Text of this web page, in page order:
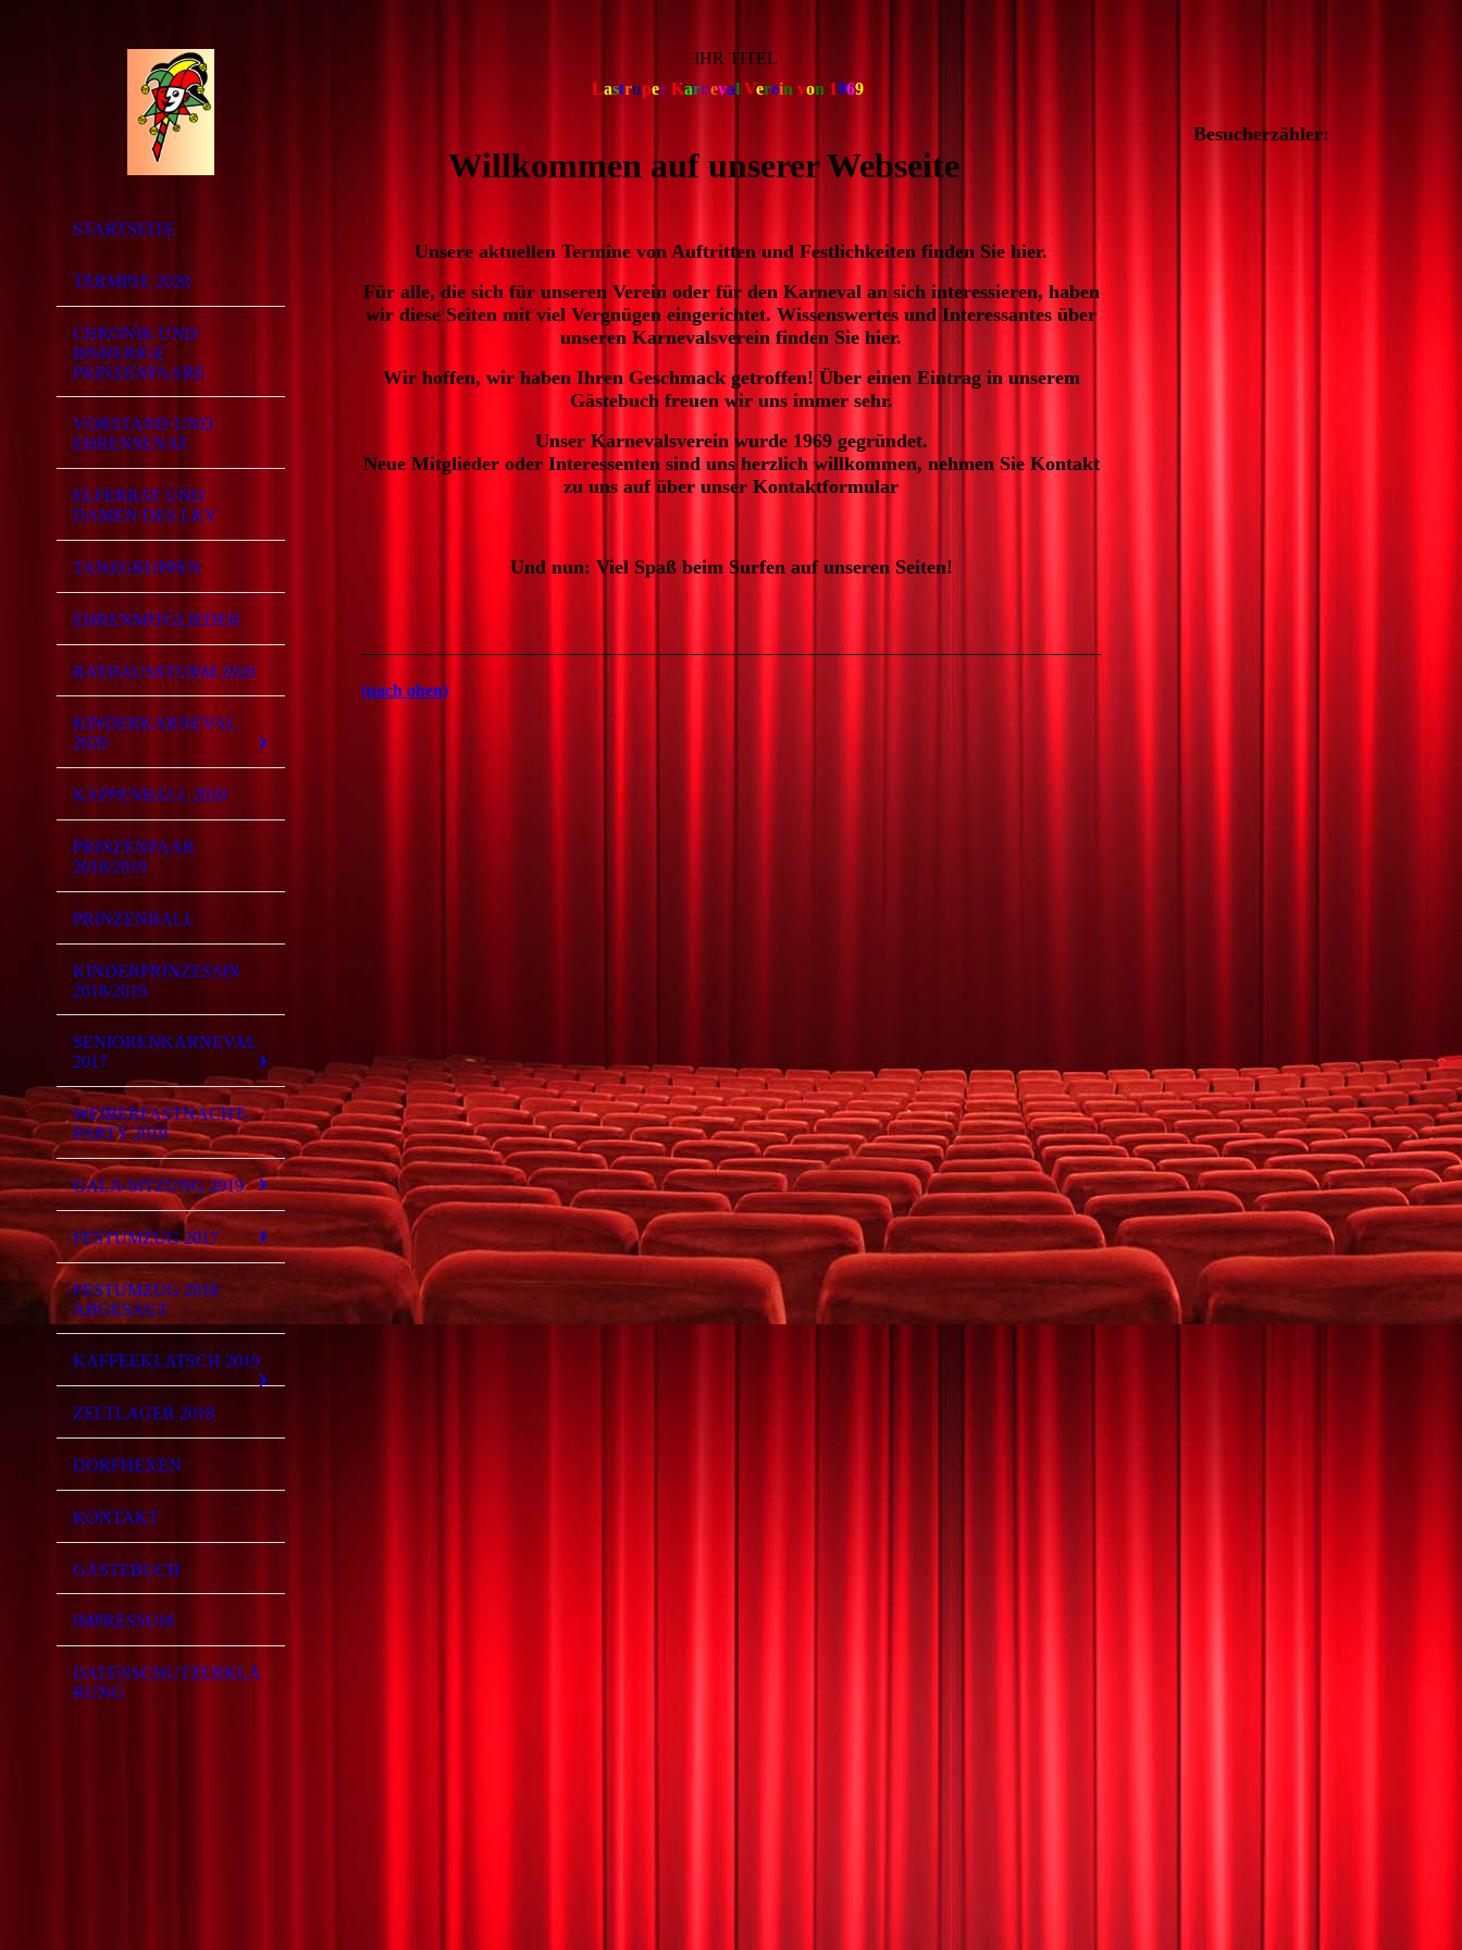
STARTSEITE
TERMINE 2020
CHRONIK UND
BISHERIGE
PRINZENPAARE
VORSTAND UND
EHRENSENAT
ELFERRAT UND
DAMEN DES LKV
TANZGRUPPEN
EHRENMITGLIEDER
RATHAUSSTURM 2020
KINDERKARNEVAL
2020
KAPPENBALL 2020
PRINZENPAAR
2018/2019
PRINZENBALL
KINDERPRINZESSIN
2018/2019
SENIORENKARNEVAL
2017
WEIBERFASTNACHT-
PARTY 2019
GALA-SITZUNG 2019
FESTUMZUG 2017
FESTUMZUG 2018
ABGESAGT
KAFFEEKLATSCH 2019
ZELTLAGER 2018
DORFHEXEN
KONTAKT
GÄSTEBUCH
IMPRESSUM
DATENSCHUTZERKLÄ
RUNG
IHR TITEL
Lastruper Karneval Verein von 1969
Willkommen auf unserer Webseite
Unsere aktuellen Termine von Auftritten und Festlichkeiten finden Sie hier.
Für alle, die sich für unseren Verein oder für den Karneval an sich interessieren, haben
wir diese Seiten mit viel Vergnügen eingerichtet. Wissenswertes und Interessantes über
unseren Karnevalsverein finden Sie hier.
Wir hoffen, wir haben Ihren Geschmack getroffen! Über einen Eintrag in unserem
Gästebuch freuen wir uns immer sehr.
Unser Karnevalsvereinwurde 1969 gegründet.
Neue Mitglieder oder Interessenten sind uns herzlich willkommen, nehmen Sie Kontakt
zu uns auf über unser Kontaktformular
Und nun: Viel Spaß beim Surfen auf unseren Seiten!
(nach oben)
Besucherzähler: